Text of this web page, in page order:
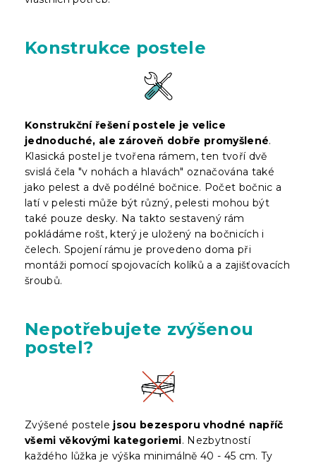
Konstrukce postele
Konstrukční řešení postele je velice
jednoduché, ale zároveň dobře promyšlené.
Klasická postel je tvořena rámem, ten tvoří dvě
svislá čela "v nohách a hlavách" označována také
jako pelest a dvě podélné bočnice. Počet bočnic a
latí v pelesti může být různý, pelesti mohou být
také pouze desky. Na takto sestavený rám
pokládáme rošt, který je uložený na bočnicích i
čelech. Spojení rámu je provedeno doma při
montáži pomocí spojovacích kolíků a a zajišťovacích
šroubů.
Nepotřebujete zvýšenou
postel?
Zvýšené postele jsou bezesporu vhodné napříč
všemi věkovými kategoriemi. Nezbytností
každého lůžka je výška minimálně 40 - 45 cm. Ty